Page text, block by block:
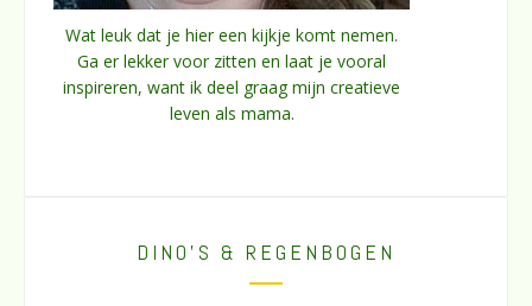
Wat leuk dat je hier een kijkje komt nemen.
Ga er lekker voor zitten en laat je vooral
inspireren, want ik deel graag mijn creatieve
leven als mama.
DINO’S & REGENBOGEN